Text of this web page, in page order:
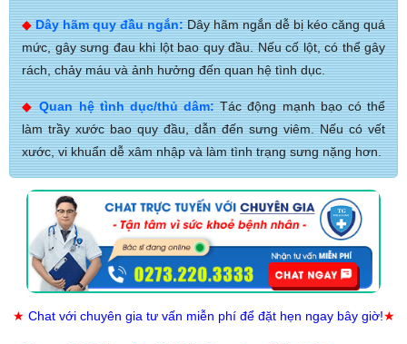
◆Dây hãm quy đầu ngắn:Dây hãm ngắn dễ bị kéo căng quá
mức, gây sưng đau khi lột bao quy đầu. Nếu cố lột, có thể gây
rách, chảy máu và ảnh hưởng đến quan hệ tình dục.
◆Quan hệ tình dục/thủ dâm:Tác động mạnh bạo có thể
làm trầy xước bao quy đầu, dẫn đến sưng viêm. Nếu có vết
xước, vi khuẩn dễ xâm nhập và làm tình trạng sưng nặng hơn.
★ Chat với chuyên gia tư vấn miễn phí để đặt hẹn ngay bây giờ!★